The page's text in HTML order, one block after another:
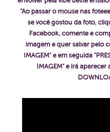
"Ao passar o mouse nas
se você gostou da foto,
Facebook, comente e
imagem e quer salvar pelo
IMAGEM" e em seguida
IMAGEM" e irá aparecer